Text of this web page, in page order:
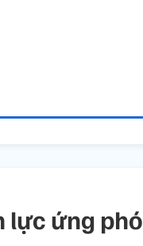
lực ứng phó